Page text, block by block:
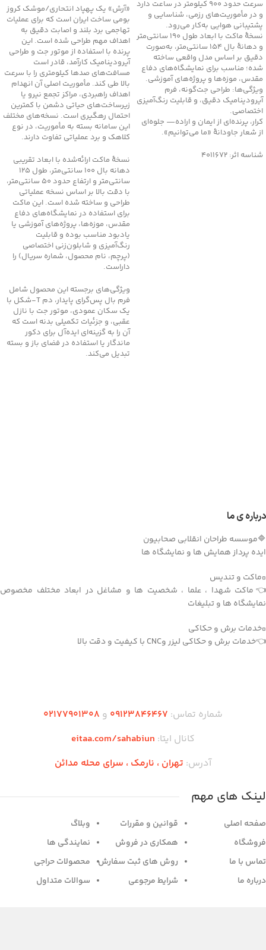
سرعت حدود ۹۰۰ کیلومتر در ساعت دارد
و در مأموریت‌های رزمی، شناسایی و
پشتیبانی هوایی به‌کار می‌رود.
نسخهٔ ماکت با ابعاد طول 190 سانتی‌متر
و دهانهٔ بال 154 سانتی‌متر، به‌صورت
دقیق بر اساس مدل واقعی ساخته
شده؛ مناسب برای نمایشگاه‌های دفاع
مقدس، موزه‌ها و پروژه‌های آموزشی.
ویژگی‌ها: طراحی جت‌گونه، فرم
آیرودینامیک دقیق، و قابلیت رنگ‌آمیزی
اختصاصی.
کرار، پرنده‌ای از ایمان و اراده— جلوه‌ای
از شعار جاودانۀ «ما می‌توانیم».
شناسه اثر: 4011672
«آرش» یک پهپاد انتحاری/موشک کروز
بومی ساخت ایران است که برای عملیات
تهاجمی برد بلند و اصابت دقیق به
اهداف مهم طراحی شده است. این
پرنده با استفاده از موتور جت و طراحی
آیرودینامیک کارآمد، قادر است
مسافت‌های صدها کیلومتری را با سرعت
بالا طی کند. مأموریت اصلی آن انهدام
اهداف راهبردی، مراکز تجمع نیرو یا
زیرساخت‌های حیاتی دشمن با کمترین
احتمال رهگیری است. نسخه‌های مختلف
این سامانه بسته به مأموریت، در نوع
کلاهک و برد عملیاتی تفاوت دارند.
نسخهٔ ماکت ارائه‌شده با ابعاد تقریبی
دهانه بال 100 سانتی‌متر، طول 125
سانتی‌متر و ارتفاع حدود 50 سانتی‌متر،
با دقت بالا بر اساس نسخه عملیاتی
طراحی و ساخته شده است. این ماکت
برای استفاده در نمایشگاه‌های دفاع
مقدس، موزه‌ها، پروژه‌های آموزشی یا
یادبود مناسب بوده و قابلیت
رنگ‌آمیزی و شابلون‌زنی اختصاصی
(پرچم، نام محصول، شماره سریال) را
داراست.
ویژگی‌های برجسته این محصول شامل
فرم بال پس‌گرای پایدار، دم T‑شکل با
یک سکان عمودی، موتور جت با نازل
عقبی، و جزئیات تکمیلی بدنه است که
آن را به گزینه‌ای ایده‌آل برای دکور
ماندگار یا استفاده در فضای باز و بسته
تبدیل می‌کند.
درباره ی ما
🔷موسسه طراحان انقلابی صحابیون
ایده پرداز همایش ها و نمایشگاه ها
▫️ماکت و تندیس
👈ماکت شهدا ، علما ، شخصیت ها و مشاغل در ابعاد مختلف مخصوص
نمایشگاه ها و تبلیغات
▫️خدمات برش و حکاکی
👈خدمات برش و حکاکی لیزر وCNC با کیفیت و دقت بالا
شماره تماس: ۰۹۱۲۳846467 و ۰2۱77901308
کانال ایتا: eitaa.com/sahabiun
آدرس: تهران ،‌ نارمک ، سرای محله مدائن
لینک های مهم
صفحه اصلی
فروشگاه
تماس با ما
درباره ما
قوانین و مقررات
همکاری در فروش
روش های ثبت سفارش
شرایط مرجوعی
وبلاگ
نمایندگی ها
محصولات حراجی
سوالات متداول